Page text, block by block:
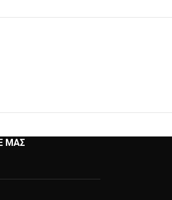
ΜΑΣ